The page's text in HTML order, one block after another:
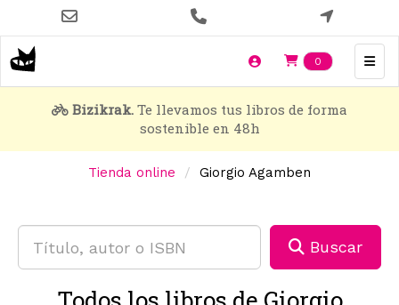
contenido
principal
0 Items en
Bizikrak. Te llevamos tus libros de forma
sostenible en 48h
Tienda online Giorgio Agamben
Buscar